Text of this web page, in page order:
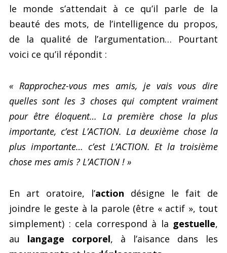
le monde s’attendait à ce qu’il parle de la
beauté des mots, de l’intelligence du propos,
de la qualité de l’argumentation… Pourtant
voici ce qu’il répondit :
« Rapprochez-vous mes amis, je vais vous dire
quelles sont les 3 choses qui comptent vraiment
pour être éloquent… La première chose la plus
importante, c’est L’ACTION. La deuxième chose la
plus importante… c’est L’ACTION. Et la troisième
chose mes amis ? L’ACTION ! »
En art oratoire, l’action désigne le fait de
joindre le geste à la parole (être « actif », tout
simplement) : cela correspond à la gestuelle,
au langage corporel, à l’aisance dans les